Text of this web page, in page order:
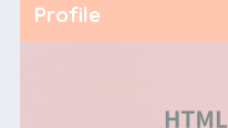
Profile